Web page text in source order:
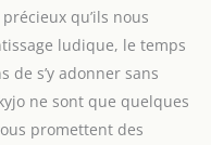
qu’ils nous
ludique, le temps
de s’y adonner sans
ne sont que quelques
promettent des